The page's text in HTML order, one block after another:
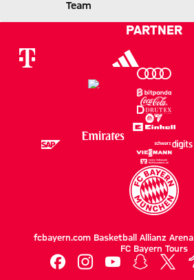
HSV
Zwischenergebnis:
1 zu 0 nach Erste Halbzeit
FCB
Team
PARTNER
fcbayern.com Basketball Allianz Arena
FC Bayern Tours